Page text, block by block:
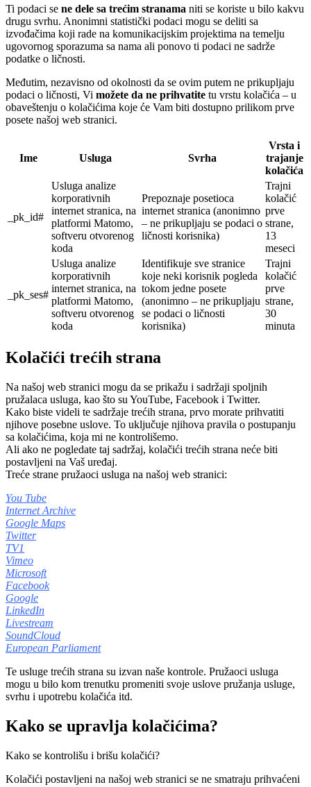
Ti podaci se ne dele sa trećim stranama niti se koriste u bilo kakvu
drugu svrhu. Anonimni statistički podaci mogu se deliti sa
izvođačima koji rade na komunikacijskim projektima na temelju
ugovornog sporazuma sa nama ali ponovo ti podaci ne sadrže
podatke o ličnosti.
Međutim, nezavisno od okolnosti da se ovim putem ne prikupljaju
podaci o ličnosti, Vi možete da ne prihvatite tu vrstu kolačića – u
obaveštenju o kolačićima koje će Vam biti dostupno prilikom prve
posete našoj web stranici.
Ime Usluga Svrha
Vrsta i
trajanje
kolačića
_pk_id#
Usluga analize
korporativnih
internet stranica, na
platformi Matomo,
softveru otvorenog
koda
Prepoznaje posetioca
internet stranica (anonimno
– ne prikupljaju se podaci o
ličnosti korisnika)
Trajni
kolačić
prve
strane,
13
meseci
_pk_ses#
Usluga analize
korporativnih
internet stranica, na
platformi Matomo,
softveru otvorenog
koda
Identifikuje sve stranice
koje neki korisnik pogleda
tokom jedne posete
(anonimno – ne prikupljaju
se podaci o ličnosti
korisnika)
Trajni
kolačić
prve
strane,
30
minuta
Kolačići trećih strana
Na našoj web stranici mogu da se prikažu i sadržaji spoljnih
pružalaca usluga, kao što su YouTube, Facebook i Twitter.
Kako biste videli te sadržaje trećih strana, prvo morate prihvatiti
njihove posebne uslove. To uključuje njihova pravila o postupanju
sa kolačićima, koja mi ne kontrolišemo.
Ali ako ne pogledate taj sadržaj, kolačići trećih strana neće biti
postavljeni na Vaš uređaj.
Treće strane pružaoci usluga na našoj web stranici:
You Tube
Internet Archive
Google Maps
Twitter
TV1
Vimeo
Microsoft
Facebook
Google
LinkedIn
Livestream
SoundCloud
European Parliament
Te usluge trećih strana su izvan naše kontrole. Pružaoci usluga
mogu u bilo kom trenutku promeniti svoje uslove pružanja usluge,
svrhu i upotrebu kolačića itd.
Kako se upravlja kolačićima?
Kako se kontrolišu i brišu kolačići?
Kolačići postavljeni na našoj web stranici se ne smatraju prihvaćeni